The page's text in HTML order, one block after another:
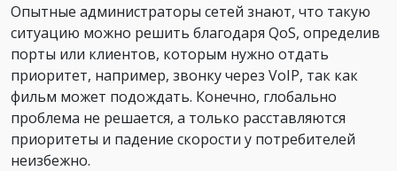
Опытные администраторы сетей знают, что такую
ситуацию можно решить благодаря QoS, определив
порты или клиентов, которым нужно отдать
приоритет, например, звонку через VoIP, так как
фильм может подождать. Конечно, глобально
проблема не решается, а только расставляются
приоритеты и падение скорости у потребителей
неизбежно.